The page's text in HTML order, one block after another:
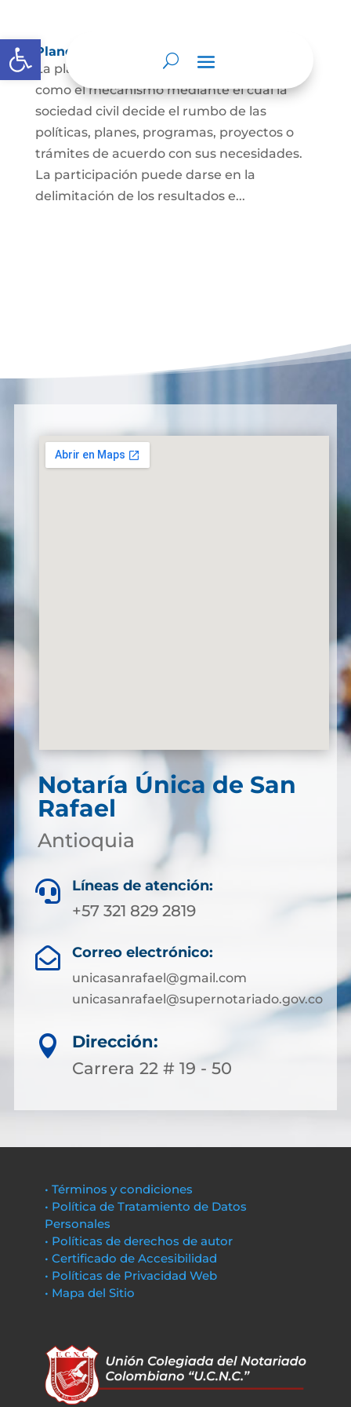
Abrir barra de herramientas
Planeación y presupuesto participativo.
La planeación participativa es entendida
como el mecanismo mediante el cual la
sociedad civil decide el rumbo de las
políticas, planes, programas, proyectos o
trámites de acuerdo con sus necesidades.
La participación puede darse en la
delimitación de los resultados e...
Notaría Única de San
Rafael
Antioquia
 Líneas de atención:
+57 321 829 2819
 Correo electrónico:
unicasanrafael@gmail.com
unicasanrafael@supernotariado.gov.co

Dirección:
Carrera 22 # 19 - 50
• Términos y condiciones
• Política de Tratamiento de Datos
Personales
• Políticas de derechos de autor
• Certificado de Accesibilidad
• Políticas de Privacidad Web
• Mapa del Sitio